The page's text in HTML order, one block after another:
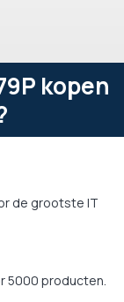
kopen
de grootste IT
5000 producten.